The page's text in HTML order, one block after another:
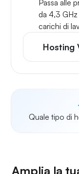
Passa alle
da 4,3
carichi di
Hosting
Quale tipo di
Amplia la